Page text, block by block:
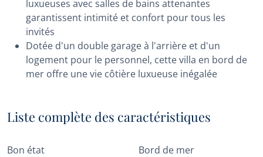
luxueuses avec salles de bains attenantes
garantissent intimité et confort pour tous les
invités
Dotée d'un double garage à l'arrière et d'un
logement pour le personnel, cette villa en bord de
mer offre une vie côtière luxueuse inégalée
Liste complète des caractéristiques
Bon état
Bord de mer